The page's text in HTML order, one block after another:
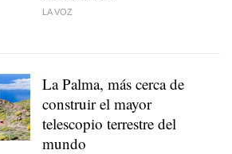
LA VOZ
La Palma, más cerca de
construir el mayor
telescopio terrestre del
mundo